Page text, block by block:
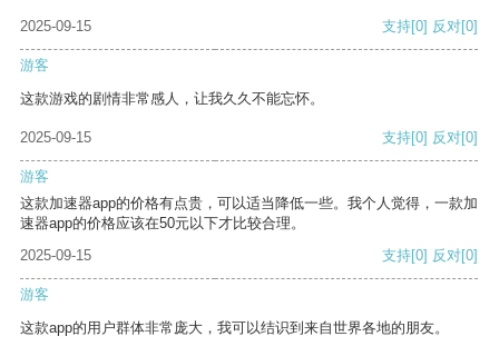
2025-09-15 支持[0] 反对[0]
游客
这款游戏的剧情非常感人，让我久久不能忘怀。
2025-09-15 支持[0] 反对[0]
游客
这款加速器app的价格有点贵，可以适当降低一些。我个人觉得，一款加
速器app的价格应该在50元以下才比较合理。
2025-09-15
支持[0] 反对[0]
游客
这款app的用户群体非常庞大，我可以结识到来自世界各地的朋友。